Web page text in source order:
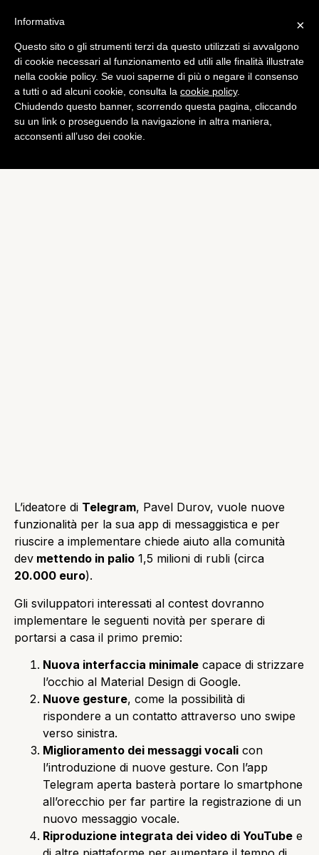
App
Telegram in cerca di nuove
funzionalità. Ricca
ricompensa ai dev
diRedazione
L’ideatore di Telegram, Pavel Durov, vuole nuove
funzionalità per la sua app di messaggistica e per
riuscire a implementare chiede aiuto alla comunità
dev mettendo in palio 1,5 milioni di rubli (circa
20.000 euro).
Gli sviluppatori interessati al contest dovranno
implementare le seguenti novità per sperare di
portarsi a casa il primo premio:
Nuova interfaccia minimale capace di strizzare
l’occhio al Material Design di Google.
Nuove gesture, come la possibilità di
rispondere a un contatto attraverso uno swipe
verso sinistra.
Miglioramento dei messaggi vocali con
l’introduzione di nuove gesture. Con l’app
Telegram aperta basterà portare lo smartphone
all’orecchio per far partire la registrazione di un
nuovo messaggio vocale.
Riproduzione integrata dei video di YouTube e
×
Informativa
Questo sito o gli strumenti terzi da questo utilizzati si avvalgono
di cookie necessari al funzionamento ed utili alle finalità illustrate
nella cookie policy. Se vuoi saperne di più o negare il consenso
a tutti o ad alcuni cookie, consulta la cookie policy.
Chiudendo questo banner, scorrendo questa pagina, cliccando
su un link o proseguendo la navigazione in altra maniera,
acconsenti all’uso dei cookie.